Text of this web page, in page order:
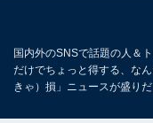
国内外のSNSで話題の人＆
だけでちょっと得する、な
きゃ）損」ニュースが盛りだ